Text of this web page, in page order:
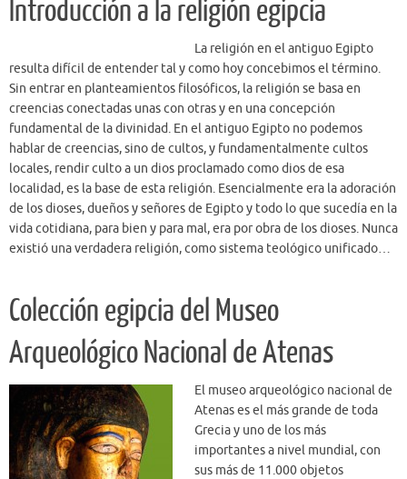
Introducción a la religión egipcia
La religión en el antiguo Egipto
resulta difícil de entender tal y como hoy concebimos el término.
Sin entrar en planteamientos filosóficos, la religión se basa en
creencias conectadas unas con otras y en una concepción
fundamental de la divinidad. En el antiguo Egipto no podemos
hablar de creencias, sino de cultos, y fundamentalmente cultos
locales, rendir culto a un dios proclamado como dios de esa
localidad, es la base de esta religión. Esencialmente era la adoración
de los dioses, dueños y señores de Egipto y todo lo que sucedía en la
vida cotidiana, para bien y para mal, era por obra de los dioses. Nunca
existió una verdadera religión, como sistema teológico unificado…
Colección egipcia del Museo
Arqueológico Nacional de Atenas
El museo arqueológico nacional de
Atenas es el más grande de toda
Grecia y uno de los más
importantes a nivel mundial, con
sus más de 11.000 objetos